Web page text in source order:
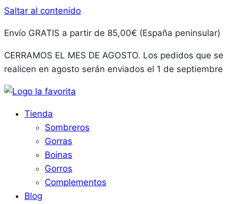
Saltar al contenido
Envío GRATIS a partir de 85,00€ (España peninsular)
CERRAMOS EL MES DE AGOSTO. Los pedidos que se
realicen en agosto serán enviados el 1 de septiembre
Tienda
Sombreros
Gorras
Boinas
Gorros
Complementos
Blog